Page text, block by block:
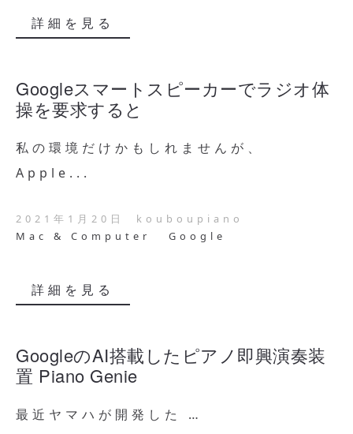
詳細を見る
Googleスマートスピーカーでラジオ体
操を要求すると
私の環境だけかもしれませんが、
Apple...
2021年1月20日
kouboupiano
Mac & Computer
Google
詳細を見る
GoogleのAI搭載したピアノ即興演奏装
置 Piano Genie
最近ヤマハが開発した …